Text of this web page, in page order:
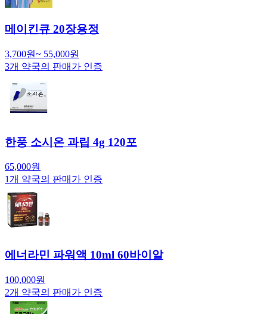
메이킨큐 20장용정
3,700원~ 55,000원
3개 약국의 판매가 인증
한풍 소시온 과립 4g 120포
65,000원
1개 약국의 판매가 인증
에너라민 파워액 10ml 60바이알
100,000원
2개 약국의 판매가 인증